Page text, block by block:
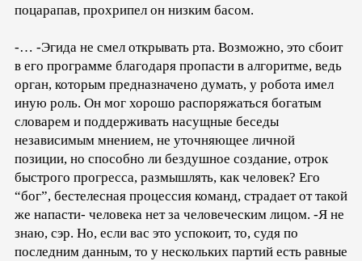
поцарапав, прохрипел он низким басом.
-… -Эгида не смел открывать рта. Возможно, это сбоит
в его программе благодаря пропасти в алгоритме, ведь
орган, которым предназначено думать, у робота имел
иную роль. Он мог хорошо распоряжаться богатым
словарем и поддерживать насущные беседы
независимым мнением, не уточняющее личной
позиции, но способно ли бездушное создание, отрок
быстрого прогресса, размышлять, как человек? Его
“бог”, бестелесная процессия команд, страдает от такой
же напасти- человека нет за человеческим лицом. -Я не
знаю, сэр. Но, если вас это успокоит, то, судя по
последним данным, то у нескольких партий есть равные